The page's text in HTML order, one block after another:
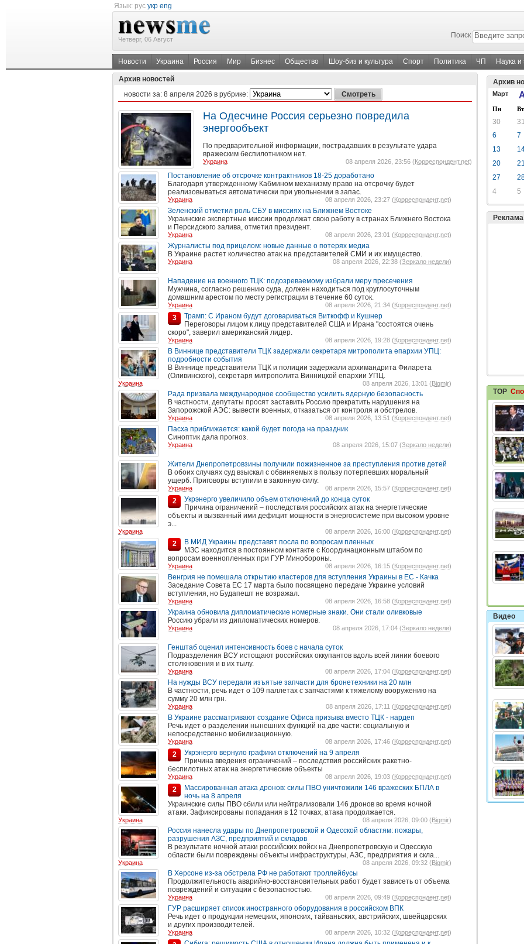
Язык: рус укр eng
Четверг, 06 Август Поиск
Новости Украина Россия Мир Бизнес Общество Шоу-биз и культура Спорт Политика ЧП Наука и
Архив новостей
новости за: 8 апреля 2026 в рубрике:
На Одесчине Россия серьезно повредила
энергообъект
По предварительной информации, пострадавших в результате удара
вражеским беспилотником нет.
Украина 08 апреля 2026, 23:56 (Корреспондент.net)
Постановление об отсрочке контрактников 18-25 доработано
Благодаря утвержденному Кабмином механизму право на отсрочку будет
реализовываться автоматически при увольнении в запас.
Украина 08 апреля 2026, 23:27 (Корреспондент.net)
Зеленский отметил роль СБУ в миссиях на Ближнем Востоке
Украинские экспертные миссии продолжат свою работу в странах Ближнего Востока
и Персидского залива, отметил президент.
Украина 08 апреля 2026, 23:01 (Корреспондент.net)
Журналисты под прицелом: новые данные о потерях медиа
В Украине растет количество атак на представителей СМИ и их имущество.
Украина 08 апреля 2026, 22:38 (Зеркало недели)
Нападение на военного ТЦК: подозреваемому избрали меру пресечения
Мужчина, согласно решению суда, должен находиться под круглосуточным
домашним арестом по месту регистрации в течение 60 суток.
Украина 08 апреля 2026, 21:34 (Корреспондент.net)
3
Трамп: С Ираном будут договариваться Виткофф и Кушнер
Переговоры лицом к лицу представителей США и Ирана "состоятся очень
скоро", заверил американский лидер.
Украина 08 апреля 2026, 19:28 (Корреспондент.net)
В Виннице представители ТЦК задержали секретаря митрополита епархии УПЦ:
подробности события
В Виннице представители ТЦК и полиции задержали архимандрита Филарета
(Оливинского), секретаря митрополита Винницкой епархии УПЦ.
Украина 08 апреля 2026, 13:01 (Bigmir)
Рада призвала международное сообщество усилить ядерную безопасность
В частности, депутаты просят заставить Россию прекратить нарушения на
Запорожской АЭС: вывести военных, отказаться от контроля и обстрелов.
Украина 08 апреля 2026, 13:51 (Корреспондент.net)
Пасха приближается: какой будет погода на праздник
Синоптик дала прогноз.
Украина 08 апреля 2026, 15:07 (Зеркало недели)
Жители Днепропетровзины получили пожизненное за преступления против детей
В обоих случаях суд взыскал с обвиняемых в пользу потерпевших моральный
ущерб. Приговоры вступили в законную силу.
Украина 08 апреля 2026, 15:57 (Корреспондент.net)
2
Укрэнерго увеличило объем отключений до конца суток
Причина ограничений – последствия российских атак на энергетические
объекты и вызванный ими дефицит мощности в энергосистеме при высоком уровне
э...
Украина 08 апреля 2026, 16:00 (Корреспондент.net)
2
В МИД Украины представят посла по вопросам пленных
МЗС находится в постоянном контакте с Координационным штабом по
вопросам военнопленных при ГУР Минобороны.
Украина 08 апреля 2026, 16:15 (Корреспондент.net)
Венгрия не помешала открытию кластеров для вступления Украины в ЕС - Качка
Заседание Совета ЕС 17 марта было посвящено передаче Украине условий
вступления, но Будапешт не возражал.
Украина 08 апреля 2026, 16:58 (Корреспондент.net)
Украина обновила дипломатические номерные знаки. Они стали оливковые
Россию убрали из дипломатических номеров.
Украина 08 апреля 2026, 17:04 (Зеркало недели)
Генштаб оценил интенсивность боев с начала суток
Подразделения ВСУ истощают российских оккупантов вдоль всей линии боевого
столкновения и в их тылу.
Украина 08 апреля 2026, 17:04 (Корреспондент.net)
На нужды ВСУ передали изъятые запчасти для бронетехники на 20 млн
В частности, речь идет о 109 паллетах с запчастями к тяжелому вооружению на
сумму 20 млн грн.
Украина 08 апреля 2026, 17:11 (Корреспондент.net)
В Украине рассматривают создание Офиса призыва вместо ТЦК - нардеп
Речь идет о разделении нынешних функций на две части: социальную и
непосредственно мобилизационную.
Украина 08 апреля 2026, 17:46 (Корреспондент.net)
2
Укрэнерго вернуло графики отключений на 9 апреля
Причина введения ограничений – последствия российских ракетно-
беспилотных атак на энергетические объекты
Украина 08 апреля 2026, 19:03 (Корреспондент.net)
2
Массированная атака дронов: силы ПВО уничтожили 146 вражеских БПЛА в
ночь на 8 апреля
Украинские силы ПВО сбили или нейтрализовали 146 дронов во время ночной
атаки. Зафиксированы попадания в 12 точках, атака продолжается.
Украина 08 апреля 2026, 09:00 (Bigmir)
Россия нанесла удары по Днепропетровской и Одесской областям: пожары,
разрушения АЗС, предприятий и складов
В результате ночной атаки российских войск на Днепропетровскую и Одесскую
области были повреждены объекты инфраструктуры, АЗС, предприятия и скла...
Украина 08 апреля 2026, 09:32 (Bigmir)
В Херсоне из-за обстрела РФ не работают троллейбусы
Продолжительность аварийно-восстановительных работ будет зависеть от объема
повреждений и ситуации с безопасностью.
Украина 08 апреля 2026, 09:49 (Корреспондент.net)
ГУР расширяет список иностранного оборудования в российском ВПК
Речь идет о продукции немецких, японских, тайваньских, австрийских, швейцарских
и других производителей.
Украина 08 апреля 2026, 10:32 (Корреспондент.net)
Архив
Март
Пн Вт
30 31
6
7
13
20
21
27
4
5
Реклама
TOP
Видео